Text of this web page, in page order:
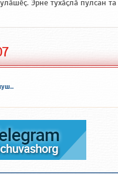
Эрне тухӑҫлӑ пулсан